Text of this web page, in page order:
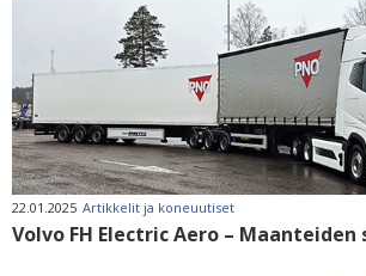
22.01.2025 Artikkelit ja koneuutiset
Volvo FH Electric Aero – Maanteiden